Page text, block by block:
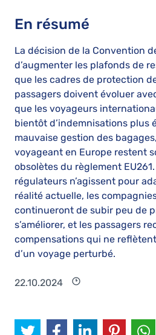
En résumé
La décision de la Convention
d’augmenter les plafonds de
que les cadres de protection
passagers doivent évoluer
que les voyageurs
bientôt d’indemnisations plus
mauvaise gestion des
voyageant en Europe restent
obsolètes du règlement
régulateurs n’agissent pour
réalité actuelle, les
continueront de subir peu de
s’améliorer, et les passagers
compensations qui ne
d’un voyage perturbé.
22.10.2024